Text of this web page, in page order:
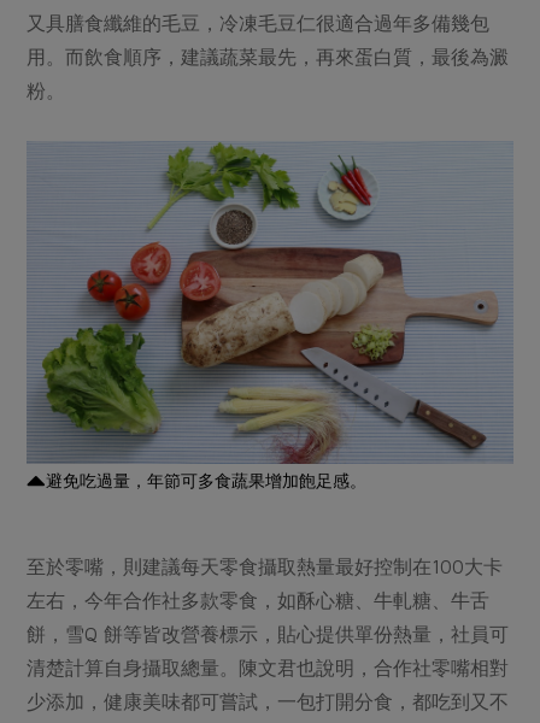
又具膳食纖維的毛豆，冷凍毛豆仁很適合過年多備幾包
用。而飲食順序，建議蔬菜最先，再來蛋白質，最後為澱
粉。
避免吃過量，年節可多食蔬果增加飽足感。
至於零嘴，則建議每天零食攝取熱量最好控制在100大卡
左右，今年合作社多款零食，如酥心糖、牛軋糖、牛舌
餅，雪Q 餅等皆改營養標示，貼心提供單份熱量，社員可
清楚計算自身攝取總量。陳文君也說明，合作社零嘴相對
少添加，健康美味都可嘗試，一包打開分食，都吃到又不